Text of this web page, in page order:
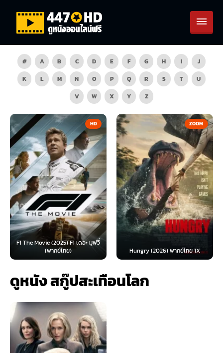
# A B C D E F G H I
J
K
L M N O P Q R S T
U
V
W X Y Z
HD
F1 The Movie (2025) F1 เดอะ มูฟวี่
(พากย์ไทย)
ZOOM
Hungry (2026) พากย์ไทย 1X
ดูหนัง สกู๊ปสะเทือนโลก